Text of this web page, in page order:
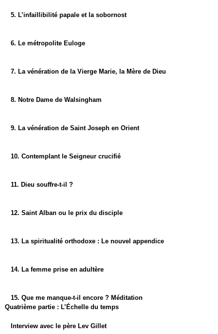
5. L’infaillibilité papale et la sobornost
6. Le métropolite Euloge
7. La vénération de la Vierge Marie, la Mère de Dieu
8. Notre Dame de Walsingham
9. La vénération de Saint Joseph en Orient
10. Contemplant le Seigneur crucifié
11. Dieu souffre-t-il ?
12. Saint Alban ou le prix du disciple
13. La spiritualité orthodoxe : Le nouvel appendice
14. La femme prise en adultère
15. Que me manque-t-il encore ? Méditation
Quatrième partie : L’Échelle du temps
Interview avec le père Lev Gillet